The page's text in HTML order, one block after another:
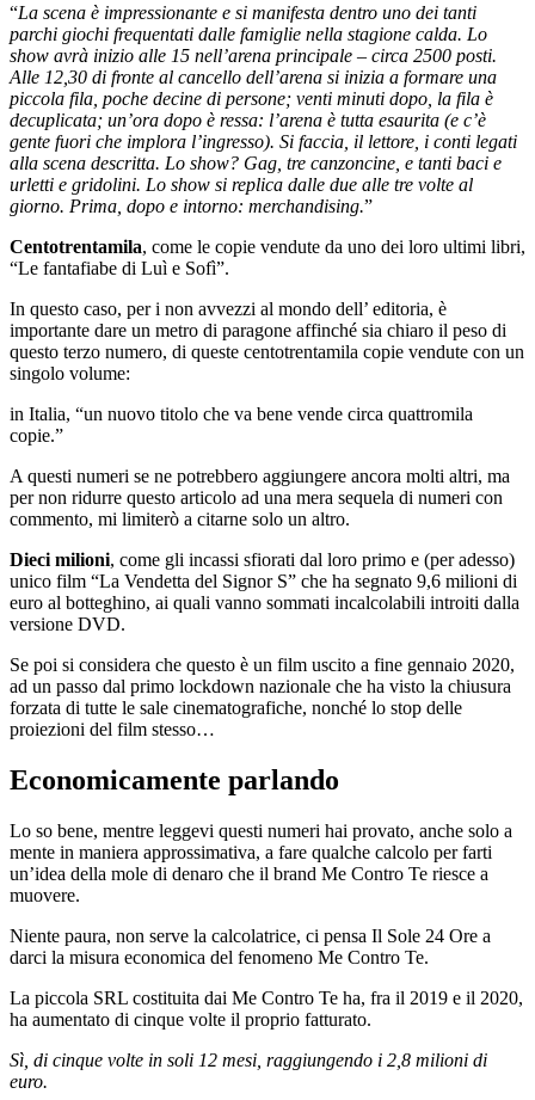
“La scena è impressionante e si manifesta dentro uno dei tanti
parchi giochi frequentati dalle famiglie nella stagione calda. Lo
show avrà inizio alle 15 nell’arena principale – circa 2500 posti.
Alle 12,30 di fronte al cancello dell’arena si inizia a formare una
piccola fila, poche decine di persone; venti minuti dopo, la fila è
decuplicata; un’ora dopo è ressa: l’arena è tutta esaurita (e c’è
gente fuori che implora l’ingresso). Si faccia, il lettore, i conti legati
alla scena descritta. Lo show? Gag, tre canzoncine, e tanti baci e
urletti e gridolini. Lo show si replica dalle due alle tre volte al
giorno. Prima, dopo e intorno: merchandising.”
Centotrentamila, come le copie vendute da uno dei loro ultimi libri,
“Le fantafiabe di Luì e Sofì”.
In questo caso, per i non avvezzi al mondo dell’ editoria, è
importante dare un metro di paragone affinché sia chiaro il peso di
questo terzo numero, di queste centotrentamila copie vendute con un
singolo volume:
in Italia, “un nuovo titolo che va bene vende circa quattromila
copie.”
A questi numeri se ne potrebbero aggiungere ancora molti altri, ma
per non ridurre questo articolo ad una mera sequela di numeri con
commento, mi limiterò a citarne solo un altro.
Dieci milioni, come gli incassi sfiorati dal loro primo e (per adesso)
unico film “La Vendetta del Signor S” che ha segnato 9,6 milioni di
euro al botteghino, ai quali vanno sommati incalcolabili introiti dalla
versione DVD.
Se poi si considera che questo è un film uscito a fine gennaio 2020,
ad un passo dal primo lockdown nazionale che ha visto la chiusura
forzata di tutte le sale cinematografiche, nonché lo stop delle
proiezioni del film stesso…
Economicamente parlando
Lo so bene, mentre leggevi questi numeri hai provato, anche solo a
mente in maniera approssimativa, a fare qualche calcolo per farti
un’idea della mole di denaro che il brand Me Contro Te riesce a
muovere.
Niente paura, non serve la calcolatrice, ci pensa Il Sole 24 Ore a
darci la misura economica del fenomeno Me Contro Te.
La piccola SRL costituita dai Me Contro Te ha, fra il 2019 e il 2020,
ha aumentato di cinque volte il proprio fatturato.
Sì, di cinque volte in soli 12 mesi, raggiungendo i 2,8 milioni di
euro.